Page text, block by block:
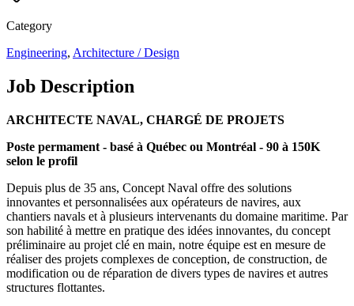
Category
Engineering, Architecture / Design
Job Description
ARCHITECTE NAVAL, CHARGÉ DE PROJETS
Poste permament - basé à Québec ou Montréal - 90 à 150K
selon le profil
Depuis plus de 35 ans, Concept Naval offre des solutions
innovantes et personnalisées aux opérateurs de navires, aux
chantiers navals et à plusieurs intervenants du domaine maritime. Par
son habilité à mettre en pratique des idées innovantes, du concept
préliminaire au projet clé en main, notre équipe est en mesure de
réaliser des projets complexes de conception, de construction, de
modification ou de réparation de divers types de navires et autres
structures flottantes.